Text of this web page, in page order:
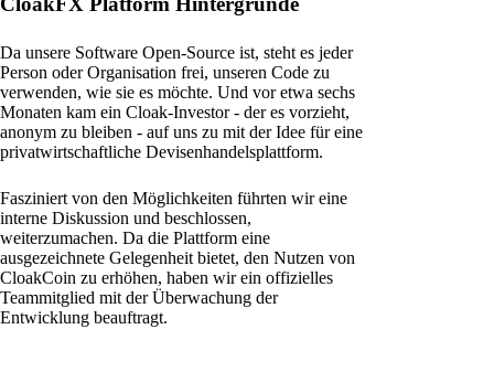
Da unsere Software Open-Source ist, steht es jeder
Person oder Organisation frei, unseren Code zu
verwenden, wie sie es möchte. Und vor etwa sechs
Monaten kam ein Cloak-Investor - der es vorzieht,
anonym zu bleiben - auf uns zu mit der Idee für eine
privatwirtschaftliche Devisenhandelsplattform.
Fasziniert von den Möglichkeiten führten wir eine
interne Diskussion und beschlossen,
weiterzumachen. Da die Plattform eine
ausgezeichnete Gelegenheit bietet, den Nutzen von
CloakCoin zu erhöhen, haben wir ein offizielles
Teammitglied mit der Überwachung der
Entwicklung beauftragt.